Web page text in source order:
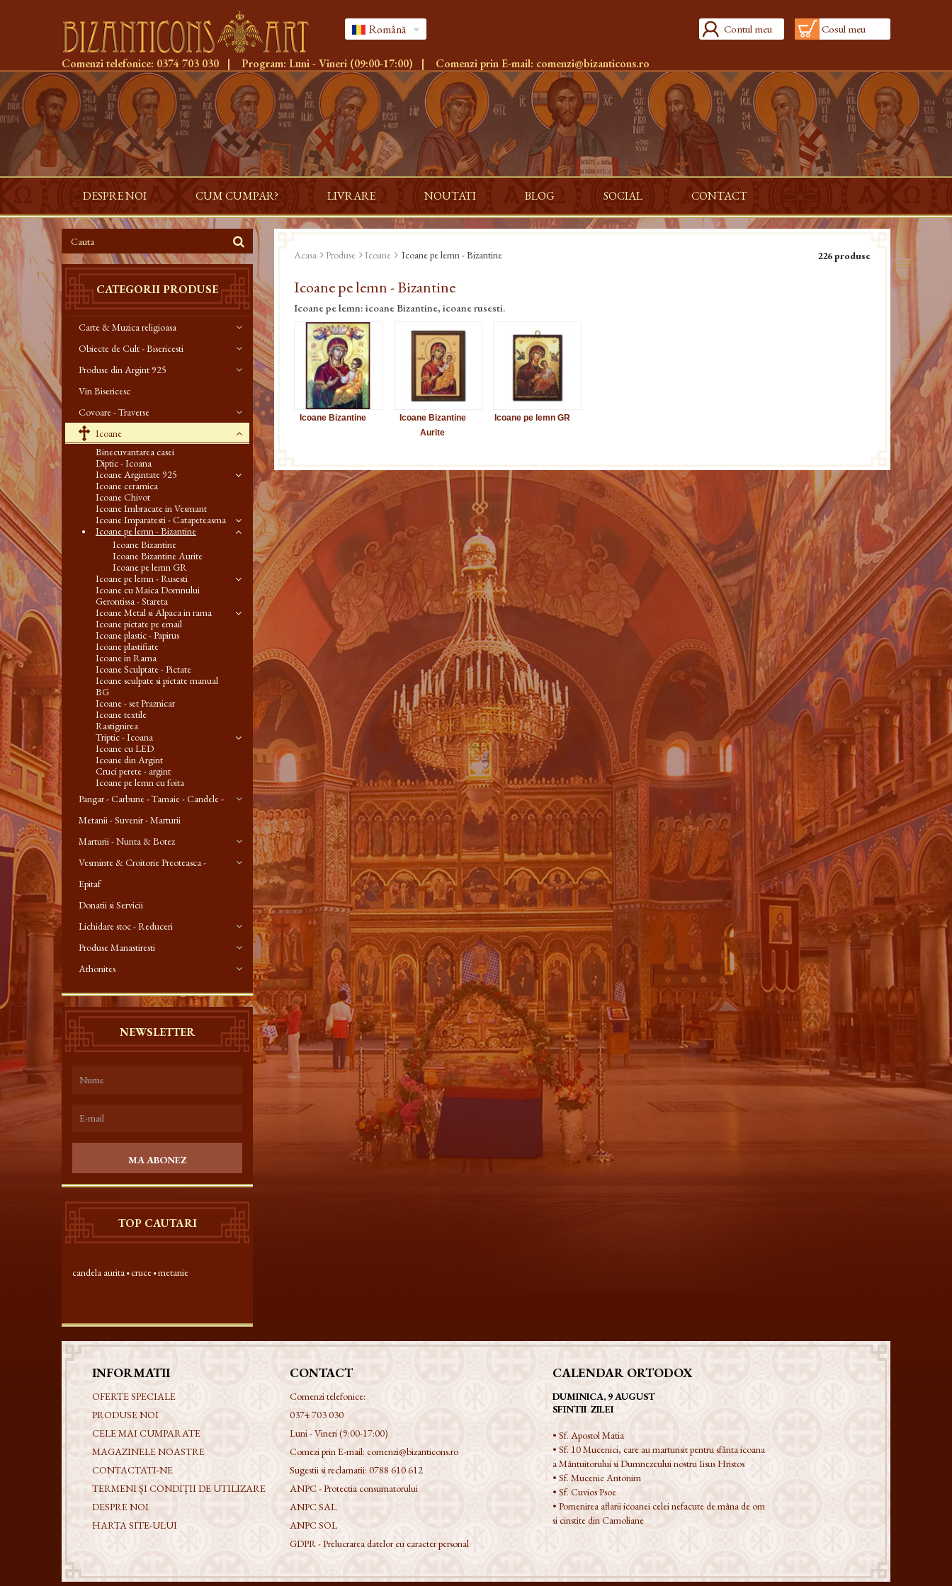
Română Contul meu Cosul meu
Comenzi telefonice: 0374 703 030 | Program: Luni - Vineri (09:00-17:00) | Comenzi prin E-mail: comenzi@bizanticons.ro
DESPRE NOI CUM CUMPAR? LIVRARE NOUTATI BLOG SOCIAL CONTACT
CATEGORII PRODUSE
Carte & Muzica religioasa
Obiecte de Cult - Bisericesti
Produse din Argint 925
Vin Bisericesc
Covoare - Traverse
Icoane
Binecuvantarea casei
Diptic - Icoana
Icoane Argintate 925
Icoane ceramica
Icoane Chivot
Icoane Imbracate in Vesmant
Icoane Imparatesti - Catapeteasma
Icoane pe lemn - Bizantine
Icoane Bizantine
Icoane Bizantine Aurite
Icoane pe lemn GR
Icoane pe lemn - Rusesti
Icoane cu Maica Domnului
Gerontissa - Stareta
Icoane Metal si Alpaca in rama
Icoane pictate pe email
Icoane plastic - Papirus
Icoane plastifiate
Icoane in Rama
Icoane Sculptate - Pictate
Icoane sculpate si pictate manual
BG
Icoane - set Praznicar
Icoane textile
Rastignirea
Triptic - Icoana
Icoane cu LED
Icoane din Argint
Cruci perete - argint
Icoane pe lemn cu foita
Pangar - Carbune - Tamaie - Candele -
Metanii - Suvenir - Marturii
Marturii - Nunta & Botez
Vesminte & Croitorie Preoteasca -
Epitaf
Donatii si Servicii
Lichidare stoc - Reduceri
Produse Manastiresti
Athonites
NEWSLETTER
MA ABONEZ
TOP CAUTARI
candela aurita cruce metanie
Acasa Produse Icoane Icoane pe lemn - Bizantine 226 produse
Icoane pe lemn - Bizantine
Icoane pe lemn: icoane Bizantine, icoane rusesti.
Icoane Bizantine
Icoane Bizantine
Aurite
Icoane pe lemn GR
INFORMATII
OFERTE SPECIALE
PRODUSE NOI
CELE MAI CUMPARATE
MAGAZINELE NOASTRE
CONTACTATI-NE
TERMENI ȘI CONDIȚII DE UTILIZARE
DESPRE NOI
HARTA SITE-ULUI
CONTACT
Comenzi telefonice:
0374 703 030
Luni - Vineri (9:00-17:00)
Comezi prin E-mail: comenzi@bizanticons.ro
Sugestii si reclamatii: 0788 610 612
ANPC - Protectia consumatorului
ANPC SAL
ANPC SOL
GDPR - Prelucrarea datelor cu caracter personal
CALENDAR ORTODOX
DUMINICA, 9 AUGUST
SFINTII ZILEI
• Sf. Apostol Matia
• Sf. 10 Mucenici, care au marturisit pentru sfânta icoana
a Mântuitorului si Dumnezeului nostru Iisus Hristos
• Sf. Mucenic Antonim
• Sf. Cuvios Psoe
• Pomenirea aflarii icoanei celei nefacute de mâna de om
si cinstite din Camoliane